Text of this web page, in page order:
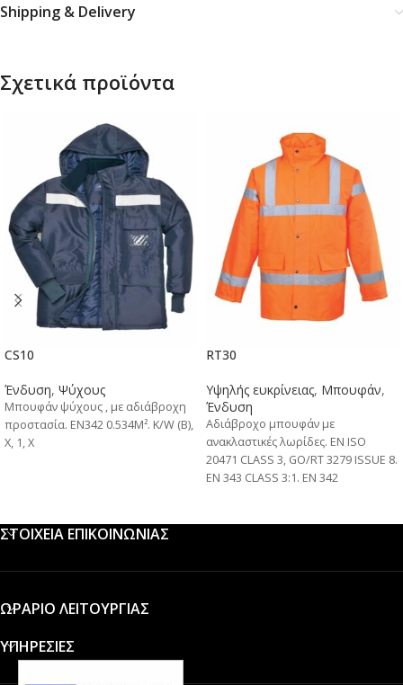
Shipping & Delivery
Σχετικά προϊόντα
CS10
Ένδυση, Ψύχους
Μπουφάν ψύχους , με αδιάβροχη
προστασία. EN342 0.534M². K/W (B),
X, 1, X
RT30
Υψηλής ευκρίνειας, Μπουφάν,
Ένδυση
Αδιάβροχο μπουφάν με
ανακλαστικές λωρίδες. EN ISO
20471 CLASS 3, GO/RT 3279 ISSUE 8.
EN 343 CLASS 3:1. ΕΝ 342
ΣΤΟΙΧΕΙΑ ΕΠΙΚΟΙΝΩΝΙΑΣ
ΩΡΑΡΙΟ ΛΕΙΤΟΥΡΓΙΑΣ
ΥΠΗΡΕΣΙΕΣ